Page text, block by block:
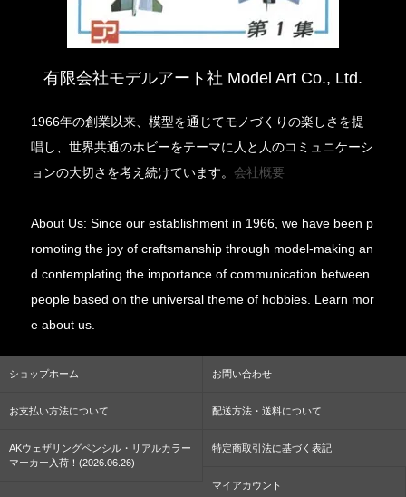
有限会社モデルアート社 Model Art Co., Ltd.
1966年の創業以来、模型を通じてモノづくりの楽しさを提
唱し、世界共通のホビーをテーマに人と人のコミュニケーシ
ョンの大切さを考え続けています。会社概要
About Us: Since our establishment in 1966, we have been p
romoting the joy of craftsmanship through model-making an
d contemplating the importance of communication between
people based on the universal theme of hobbies. Learn mor
e about us.
ショップホーム お問い合わせ
お支払い方法について 配送方法・送料について
AKウェザリングペンシル・リアルカラー
マーカー入荷！(2026.06.26)
特定商取引法に基づく表記
マイアカウント